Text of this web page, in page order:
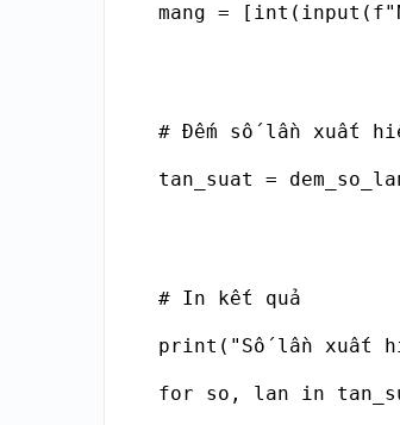
mang =
# Đếm số lần xuất
tan_suat =
# In kết quả
print("Số lần xuất
for so, lan in